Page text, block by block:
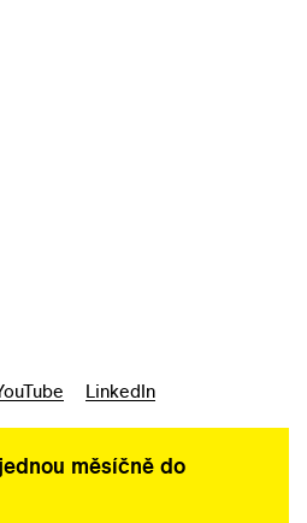
LinkedIn
měsíčně do